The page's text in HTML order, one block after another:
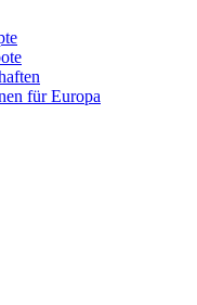
für Europa